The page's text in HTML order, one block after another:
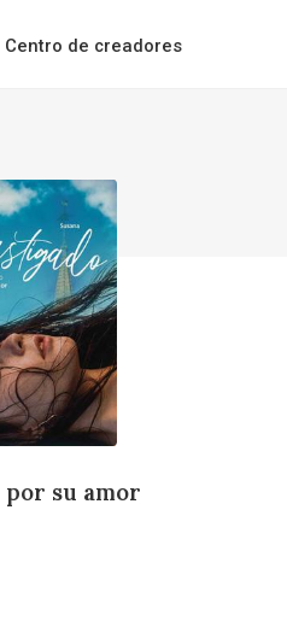
Centro de creadores
por su amor